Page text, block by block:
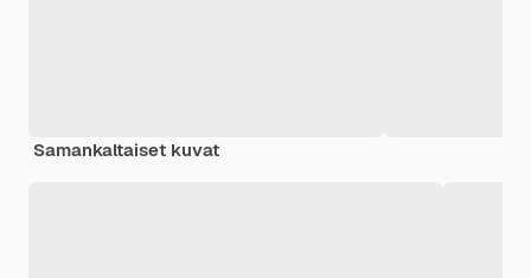
Samankaltaiset kuvat